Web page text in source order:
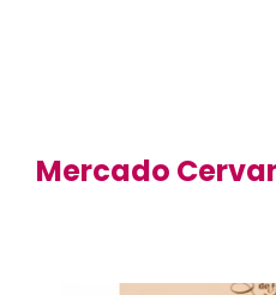
Mercado